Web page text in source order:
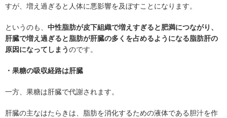
すが、増え過ぎると人体に悪影響を及ぼすことになります。
というのも、 中性脂肪が皮下組織で増えすぎると肥満につながり、
肝臓で増え過ぎると脂肪が肝臓の多くを占めるようになる脂肪肝の
原因になってしまうのです。
・果糖の吸収経路は肝臓
一方、果糖は肝臓で代謝されます。
肝臓の主なはたらきは、脂肪を消化するための液体である胆汁を作